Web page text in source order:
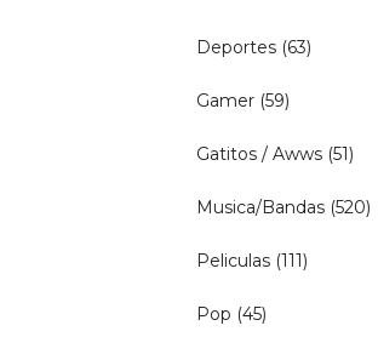
Deportes (63)
Gamer (59)
Gatitos / Awws (51)
Musica/Bandas (520)
Peliculas (111)
Pop (45)